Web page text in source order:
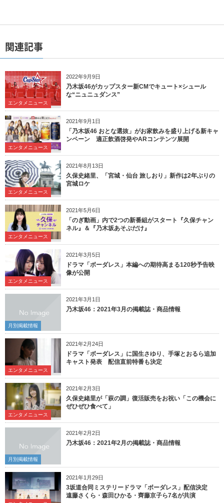
関連記事
2022年9月9日
エンタメニュース
乃木坂46がカップスター新CMでキュート×シュール
な“ニュニュダンス”
2021年9月1日
エンタメニュース
「乃木坂46 おとな選抜」がお家飲みを盛り上げる新キャ
ンペーン 適正飲酒啓発やARコンテンツ展開
2021年8月13日
エンタメニュース
久保史緒里、「宮城・仙台 旅しおり」新作は2年ぶりの
宮城ロケ
2021年5月6日
エンタメニュース
「のぎ動画」内で2つの新番組がスタート『久保チャン
ネル』＆『乃木坂あそぶだけ』
2021年3月5日
エンタメニュース
ドラマ「ボーダレス」本編への期待高まる120秒予告映
像が公開
2021年3月1日
月別掲載情報
乃木坂46：2021年3月の掲載誌・商品情報
2021年2月24日
エンタメニュース
ドラマ「ボーダレス」に国生さゆり、手塚とおるら追加
キャスト発表 配信直前特番も決定
2021年2月3日
エンタメニュース
久保史緒里が「萩の調」復活販売をお祝い「この機会に
ぜひぜひ食べて」
2021年2月2日
月別掲載情報
乃木坂46：2021年2月の掲載誌・商品情報
2021年1月29日
3坂道合同ミステリードラマ「ボーダレス」配信決定
遠藤さくら・森田ひかる・齊藤京子ら7名が共演